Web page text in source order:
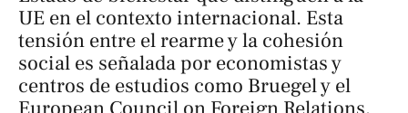
UE en el contexto internacional. Esta
tensión entre el rearme y la cohesión
social es señalada por economistas y
centros de estudios como Bruegel y el